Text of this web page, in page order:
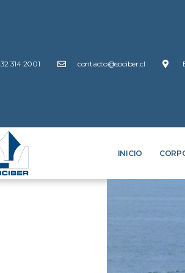
32 314 2001 contacto@sociber.cl
INICIO